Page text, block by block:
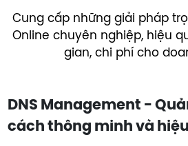
Cung cấp những giải pháp
Online chuyên nghiệp, hiệu
gian, chi phí cho
DNS Management -
cách thông minh và